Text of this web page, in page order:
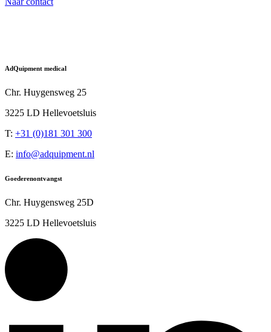
AdQuipment medical
Chr. Huygensweg 25
3225 LD Hellevoetsluis
T: +31 (0)181 301 300
E: info@adquipment.nl
Goederen­ontvangst
Chr. Huygensweg 25D
3225 LD Hellevoetsluis